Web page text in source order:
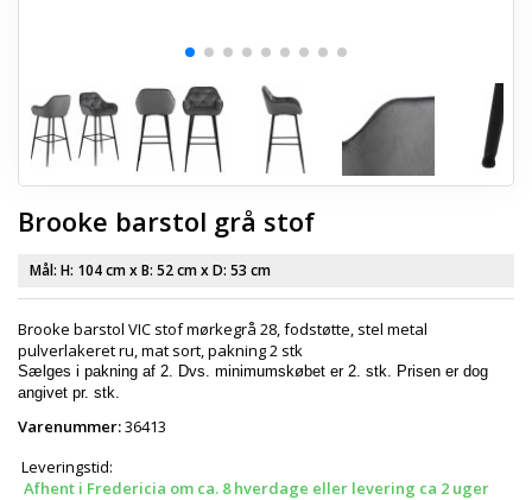
Brooke barstol grå stof
Mål: H: 104 cmx B: 52 cmx D: 53 cm
Brooke barstol VIC stof mørkegrå 28, fodstøtte, stel metal
pulverlakeret ru, mat sort, pakning 2 stk
Sælges i pakning af 2. Dvs. minimumskøbet er 2. stk. Prisen er dog
angivet pr. stk.
Varenummer:36413
Leveringstid:
Afhent i Fredericia om ca. 8 hverdage eller levering ca 2 uger